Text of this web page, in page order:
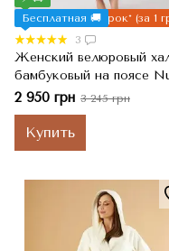
Подарок* (за 1
Бесплатная 🚚
3
Женский велюровый
бамбуковый на поясе
NS 8650 длинный,
Пудровый, S
2 950 грн 3 245 грн
Купить